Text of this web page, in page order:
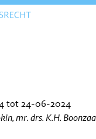
tot 24-06-2024
mr. drs. K.H.